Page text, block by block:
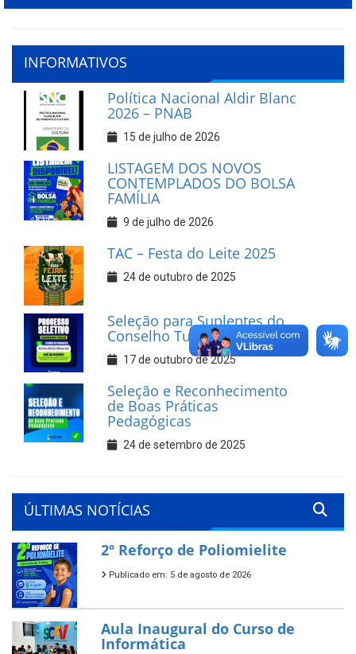
INFORMATIVOS
Política Nacional Aldir Blanc
2026 – PNAB
15 de julho de 2026
LISTAGEM DOS NOVOS
CONTEMPLADOS DO BOLSA
FAMÍLIA
9 de julho de 2026
TAC – Festa do Leite 2025
24 de outubro de 2025
Seleção para Suplentes do
Conselho Tutelar
17 de outubro de 2025
Seleção e Reconhecimento
de Boas Práticas
Pedagógicas
24 de setembro de 2025
ÚLTIMAS NOTÍCIAS
2º Reforço de Poliomielite
Publicado em: 5 de agosto de 2026
Aula Inaugural do Curso de
Informática